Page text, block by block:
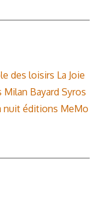
des loisirs La Joie
Milan Bayard Syros
nuit éditions MeMo